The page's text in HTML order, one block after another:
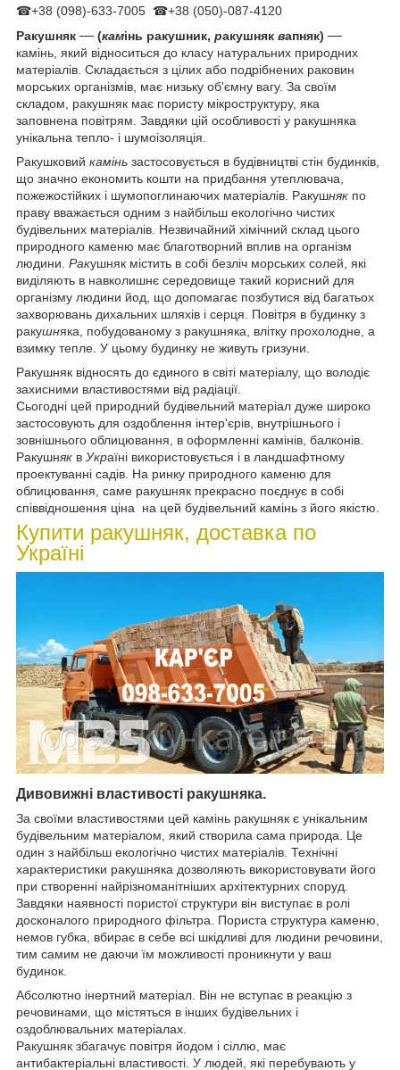
☎+38 (098)-633-7005 ☎+38 (050)-087-4120
Ракушняк — (камінь ракушник, ракушняк вапняк) —
камінь, який відноситься до класу натуральних природних
матеріалів. Складається з цілих або подрібнених раковин
морських організмів, має низьку об'ємну вагу. За своїм
складом, ракушняк має пористу мікроструктуру, яка
заповнена повітрям. Завдяки цій особливості у ракушняка
унікальна тепло- і шумоізоляція.
Ракушковий камінь застосовується в будівництві стін будинків,
що значно економить кошти на придбання утеплювача,
пожежостійких і шумопоглинаючих матеріалів. Ракушняк по
праву вважається одним з найбільш екологічно чистих
будівельних матеріалів. Незвичайний хімічний склад цього
природного каменю має благотворний вплив на організм
людини. Ракушняк містить в собі безліч морських солей, які
виділяють в навколишнє середовище такий корисний для
організму людини йод, що допомагає позбутися від багатьох
захворювань дихальних шляхів і серця. Повітря в будинку з
ракушняка, побудованому з ракушняка, влітку прохолодне, а
взимку тепле. У цьому будинку не живуть гризуни.
Ракушняк відносять до єдиного в світі матеріалу, що володіє
захисними властивостями від радіації.
Сьогодні цей природний будівельний матеріал дуже широко
застосовують для оздоблення інтер'єрів, внутрішнього і
зовнішнього облицювання, в оформленні камінів, балконів.
Ракушняк в Україні використовується і в ландшафтному
проектуванні садів. На ринку природного каменю для
облицювання, саме ракушняк прекрасно поєднує в собі
співвідношення ціна на цей будівельний камінь з його якістю.
Купити ракушняк, доставка по
Україні
Дивовижні властивості ракушняка.
За своїми властивостями цей камінь ракушняк є унікальним
будівельним матеріалом, який створила сама природа. Це
один з найбільш екологічно чистих матеріалів. Технічні
характеристики ракушняка дозволяють використовувати його
при створенні найрізноманітніших архітектурних споруд.
Завдяки наявності пористої структури він виступає в ролі
досконалого природного фільтра. Пориста структура каменю,
немов губка, вбирає в себе всі шкідливі для людини речовини,
тим самим не даючи їм можливості проникнути у ваш
будинок.
Абсолютно інертний матеріал. Він не вступає в реакцію з
речовинами, що містяться в інших будівельних і
оздоблювальних матеріалах.
Ракушняк збагачує повітря йодом і сіллю, має
антибактеріальні властивості. У людей, які перебувають у